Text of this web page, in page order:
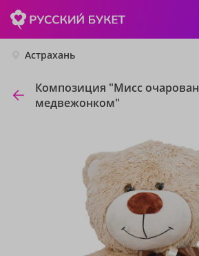
Астрахань
Композиция "Мисс
медвежонком"